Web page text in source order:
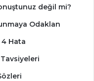
değil mi?
Odaklan
4 Hata